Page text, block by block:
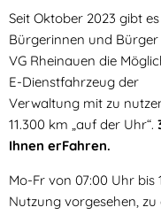
Seit Oktober 2023 gibt
Bürgerinnen und
VG Rheinauen die
E-Dienstfahrzeug der
Verwaltung mit zu
11.300 km „auf der Uhr“.
Ihnen erFahren.
Mo-Fr von 07:00 Uhr bis
Nutzung vorgesehen,